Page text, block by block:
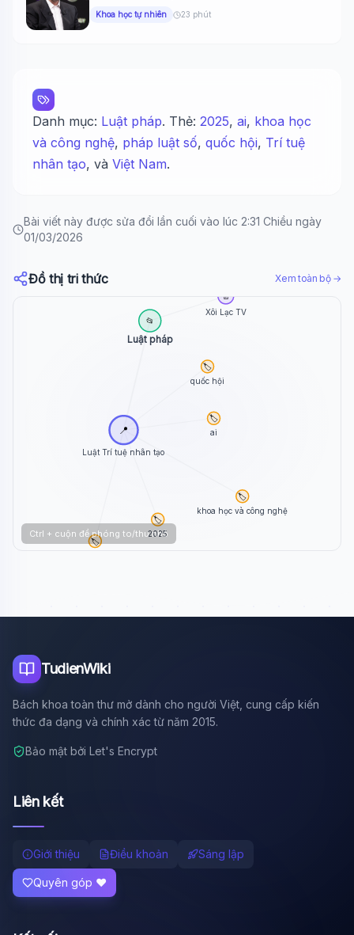
Khoa học tự nhiên 23 phút
Danh mục: Luật pháp. Thẻ: 2025, ai, khoa học
và công nghệ, pháp luật số, quốc hội, Trí tuệ
nhân tạo, và Việt Nam.
Bài viết này được sửa đổi lần cuối vào lúc 2:31 Chiều ngày
01/03/2026
Đồ thị tri thức Xem toàn bộ →
Luật Trí tuệ nhân tạo
📍
Luật pháp
📂
Xôi Lạc TV
📄
2025
🏷️
ai
🏷️
khoa học và công nghệ
🏷️
🏷️
quốc hội
🏷️
Ctrl + cuộn để phóng to/thu nhỏ
TudienWiki
Bách khoa toàn thư mở dành cho người Việt, cung cấp kiến
thức đa dạng và chính xác từ năm 2015.
Bảo mật bởi Let's Encrypt
Liên kết
Giới thiệu Điều khoản Sáng lập
Quyên góp ❤️